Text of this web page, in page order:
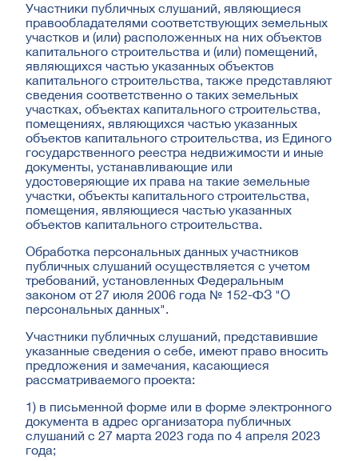
Участники публичных слушаний, являющиеся
правообладателями соответствующих земельных
участков и (или) расположенных на них объектов
капитального строительства и (или) помещений,
являющихся частью указанных объектов
капитального строительства, также представляют
сведения соответственно о таких земельных
участках, объектах капитального строительства,
помещениях, являющихся частью указанных
объектов капитального строительства, из Единого
государственного реестра недвижимости и иные
документы, устанавливающие или
удостоверяющие их права на такие земельные
участки, объекты капитального строительства,
помещения, являющиеся частью указанных
объектов капитального строительства.
Обработка персональных данных участников
публичных слушаний осуществляется с учетом
требований, установленных Федеральным
законом от 27 июля 2006 года № 152-ФЗ "О
персональных данных".
Участники публичных слушаний, представившие
указанные сведения о себе, имеют право вносить
предложения и замечания, касающиеся
рассматриваемого проекта:
1) в письменной форме или в форме электронного
документа в адрес организатора публичных
слушаний с 27 марта 2023 года по 4 апреля 2023
года;